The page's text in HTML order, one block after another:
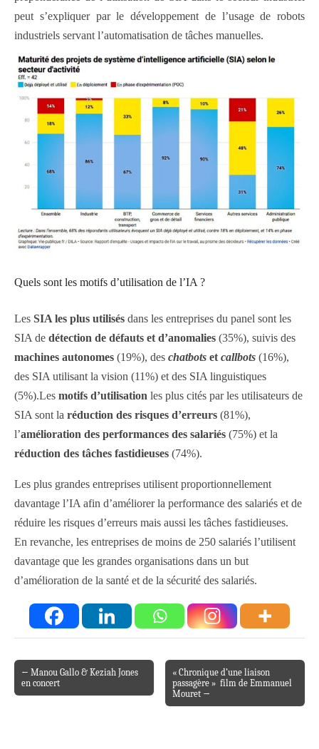
peut s’expliquer par le développement de l’usage de robots
industriels servant l’automatisation de tâches manuelles.
Quels sont les motifs d’utilisation de l’IA ?
Les SIA les plus utilisés dans les entreprises du panel sont les
SIA de détection de défauts et d’anomalies (35%), suivis des
machines autonomes (19%), des chatbots et callbots (16%),
des SIA utilisant la vision (11%) et des SIA linguistiques
(5%).Les motifs d’utilisation les plus cités par les utilisateurs de
SIA sont la réduction des risques d’erreurs (81%),
l’amélioration des performances des salariés (75%) et la
réduction des tâches fastidieuses (74%).
Les plus grandes entreprises utilisent proportionnellement
davantage l’IA afin d’améliorer la performance des salariés et de
réduire les risques d’erreurs mais aussi les tâches fastidieuses.
En revanche, les entreprises de moins de 250 salariés l’utilisent
davantage que les grandes organisations dans un but
d’amélioration de la santé et de la sécurité des salariés.
Post navigation
← Manou Gallo & Keziah Jones
en concert
« Chronique d’une liaison
passagère » film de Emmanuel
Mouret →